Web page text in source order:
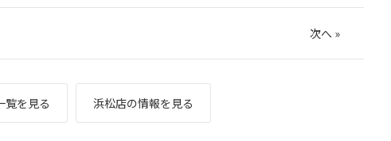
次へ »
覧を見る 浜松店の情報を見る